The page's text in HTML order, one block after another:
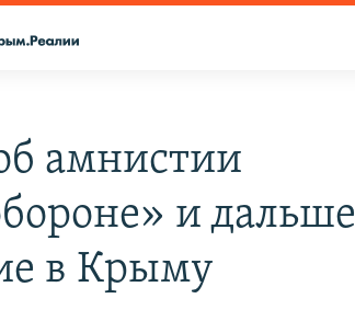
амнистии
и дальше
в Крыму